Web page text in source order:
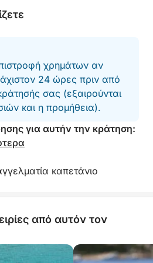
Μια εμπειρία σχεδιασμένη
μικρές παρέες που
και την ανάσα της
χρημάτων αν
24 ώρες πριν από
σας (εξαιρούνται
και η προμήθεια).
για αυτήν την κράτηση:
καπετάνιο
από αυτόν τον